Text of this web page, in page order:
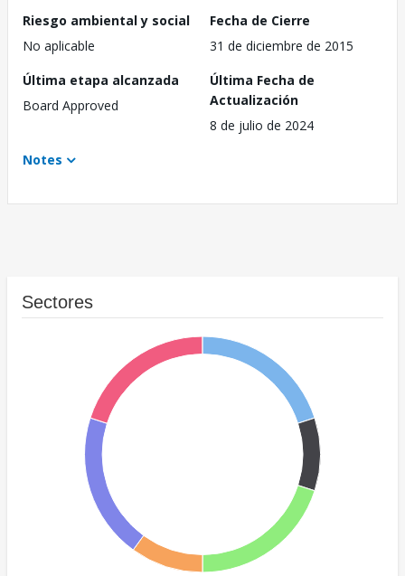
Riesgo ambiental y social
No aplicable
Fecha de Cierre
31 de diciembre de 2015
Última etapa alcanzada
Board Approved
Última Fecha de
Actualización
8 de julio de 2024
Notes
Sectores